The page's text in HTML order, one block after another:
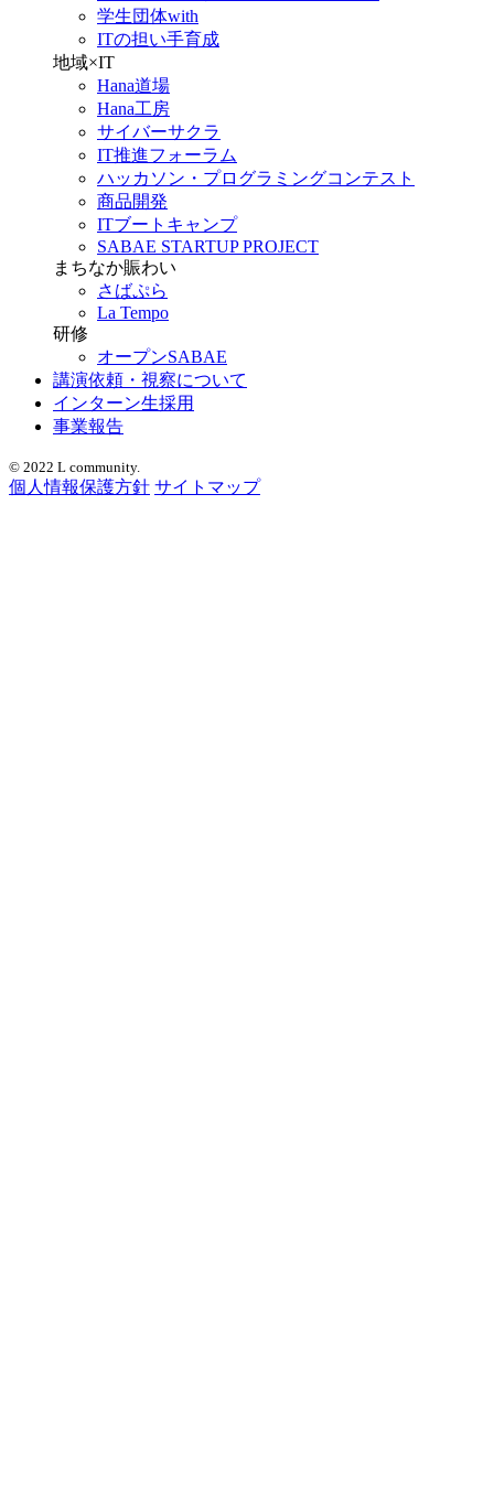
学生団体with
ITの担い手育成
地域×IT
Hana道場
Hana工房
サイバーサクラ
IT推進フォーラム
ハッカソン・プログラミングコンテスト
商品開発
ITブートキャンプ
SABAE STARTUP PROJECT
まちなか賑わい
さばぷら
La Tempo
研修
オープンSABAE
講演依頼・視察について
インターン生採用
事業報告
© 2022 L community.
個人情報保護方針 サイトマップ